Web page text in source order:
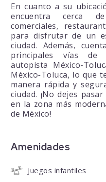
En cuanto a su
encuentra cerca
comerciales,
para disfrutar de un
ciudad. Además,
principales vías de
autopista México-
México-Toluca, lo que
manera rápida y
ciudad. ¡No dejes
en la zona más
de México!
Amenidades
Juegos infantiles